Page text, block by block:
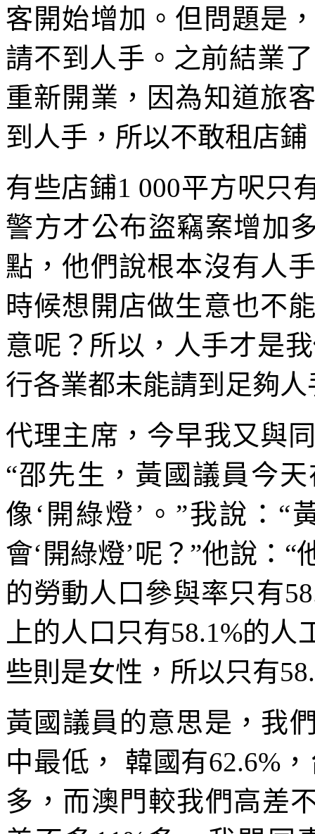
客開始增加。但問題是
請不到人手。之前結業
重新開業，因為知道旅
到人手，所以不敢租店鋪
有些店鋪1 000平方呎只
警方才公布盜竊案增加
點，他們說根本沒有人
時候想開店做生意也不
意呢？所以，人手才是
行各業都未能請到足夠人
代理主席，今早我又與
“邵先生，黃國議員今
像‘開綠燈’。”我說：“
會‘開綠燈’呢？”他說：
的勞動人口參與率只有
上的人口只有58.1%的
些則是女性，所以只有
黃國議員的意思是，我
中最低， 韓國有62.6%
多，而澳門較我們高差